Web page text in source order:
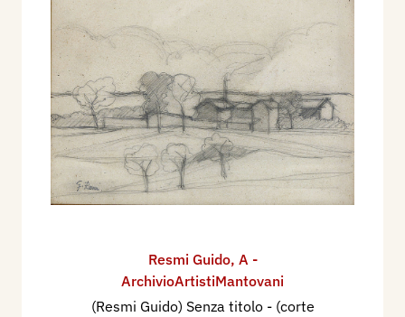
Resmi Guido, A -
ArchivioArtistiMantovani
(Resmi Guido) Senza titolo - (corte